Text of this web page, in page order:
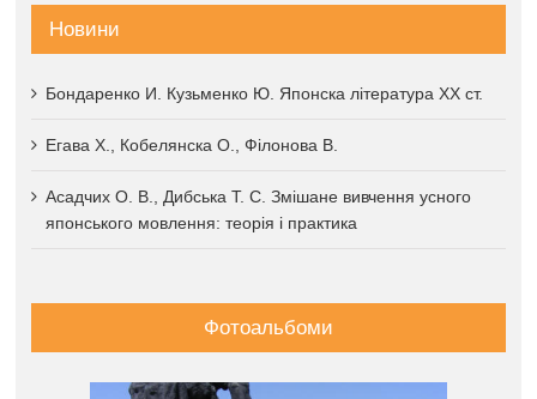
Новини
Бондаренко И. Кузьменко Ю. Японска література XX ст.
Егава Х., Кобелянска О., Філонова В.
Асадчих О. В., Дибська Т. С. Змішане вивчення усного
японського мовлення: теорія і практика
Фотоальбоми